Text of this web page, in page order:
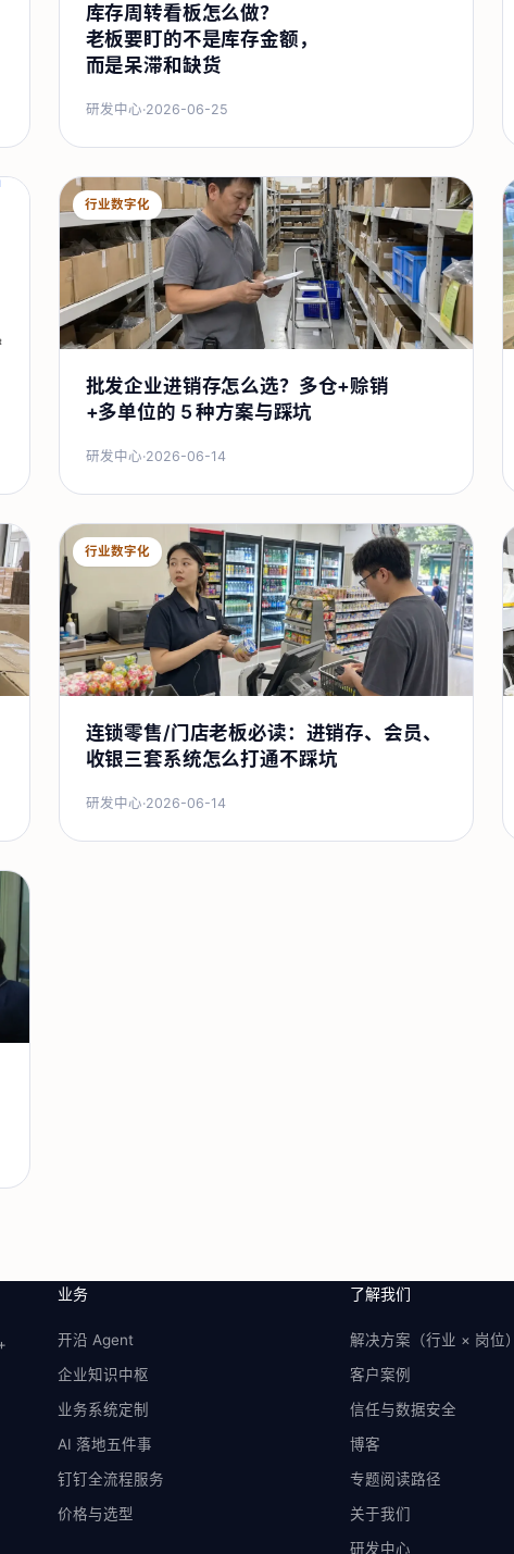
库存周转看板怎么做？
老板要盯的不是库存金额，
而是呆滞和缺货
研发中心·2026-06-25
行业数字化
批发企业进销存怎么选？多仓+赊销
+多单位的 5 种方案与踩坑
研发中心·2026-06-14
行业数字化
连锁零售/门店老板必读：进销存、会员、
收银三套系统怎么打通不踩坑
研发中心·2026-06-14
业务
开沿 Agent
企业知识中枢
业务系统定制
AI 落地五件事
钉钉全流程服务
价格与选型
了解我们
解决方案（行业 × 岗位）
客户案例
信任与数据安全
博客
专题阅读路径
关于我们
研发中心